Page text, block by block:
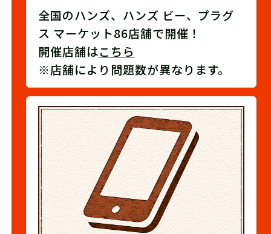
全国のハンズ、ハンズ ビー、プラグ
ス マーケット86店舗で開催！
開催店舗はこちら
※店舗により問題数が異なります。